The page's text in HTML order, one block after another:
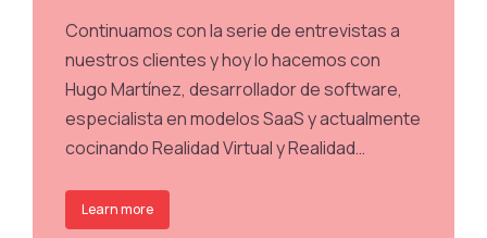
Continuamos con la serie de entrevistas a
nuestros clientes y hoy lo hacemos con
Hugo Martínez, desarrollador de software,
especialista en modelos SaaS y actualmente
cocinando Realidad Virtual y Realidad…
Learn more